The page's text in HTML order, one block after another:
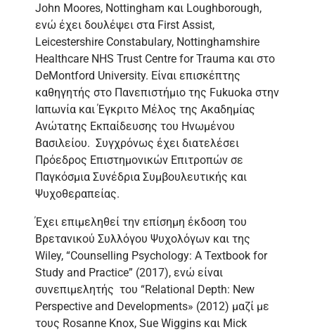
John Moores, Nottingham και Loughborough,
ενώ έχει δουλέψει στα First Assist,
Leicestershire Constabulary, Nottinghamshire
Healthcare NHS Trust Centre for Trauma και στο
DeMontford University. Είναι επισκέπτης
καθηγητής στο Πανεπιστήμιο της Fukuoka στην
Ιαπωνία και Έγκριτο Μέλος της Ακαδημίας
Ανώτατης Εκπαίδευσης του Ηνωμένου
Βασιλείου. Συγχρόνως έχει διατελέσει
Πρόεδρος Επιστημονικών Επιτροπών σε
Παγκόσμια Συνέδρια Συμβουλευτικής και
Ψυχοθεραπείας.
Έχει επιμεληθεί την επίσημη έκδοση του
Βρετανικού Συλλόγου Ψυχολόγων και της
Wiley, “Counselling Psychology: A Textbook for
Study and Practice” (2017), ενώ είναι
συνεπιμελητής του “Relational Depth: New
Perspective and Developments» (2012) μαζί με
τους Rosanne Knox, Sue Wiggins και Mick